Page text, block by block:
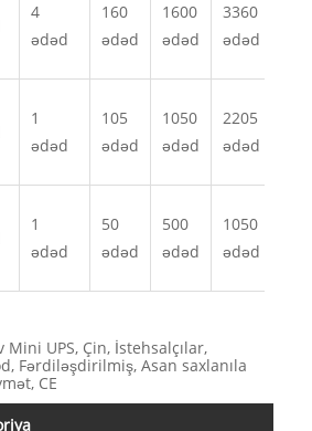
4
ədəd
160
ədəd
1600
ədəd
3360
ədəd
1
ədəd
105
ədəd
1050
ədəd
2205
ədəd
1
ədəd
50
ədəd
500
ədəd
1050
ədəd
UPS, Çin, İstehsalçılar,
Fərdiləşdirilmiş, Asan saxlanıla
CE